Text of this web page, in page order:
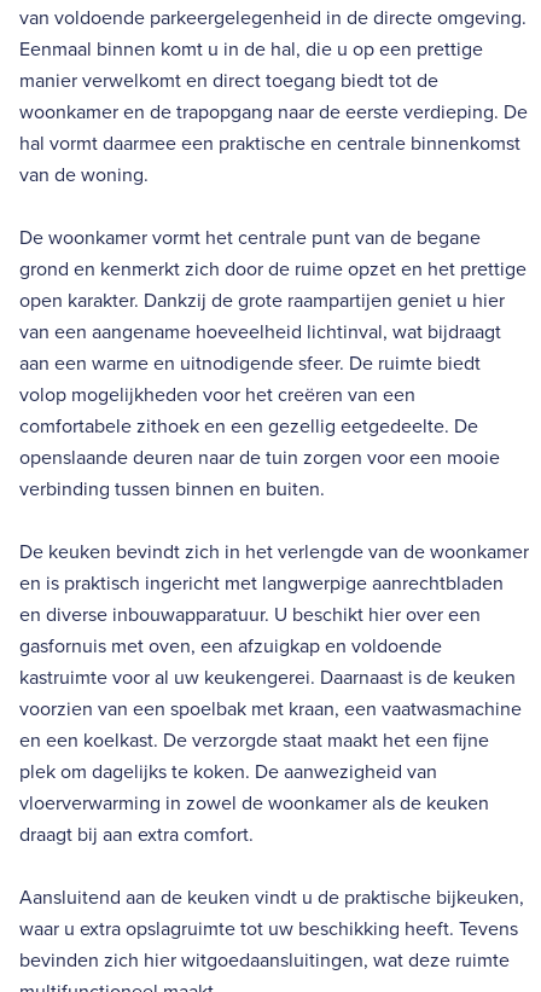
van voldoende parkeergelegenheid in de directe omgeving.
Eenmaal binnen komt u in de hal, die u op een prettige
manier verwelkomt en direct toegang biedt tot de
woonkamer en de trapopgang naar de eerste verdieping. De
hal vormt daarmee een praktische en centrale binnenkomst
van de woning.
De woonkamer vormt het centrale punt van de begane
grond en kenmerkt zich door de ruime opzet en het prettige
open karakter. Dankzij de grote raampartijen geniet u hier
van een aangename hoeveelheid lichtinval, wat bijdraagt
aan een warme en uitnodigende sfeer. De ruimte biedt
volop mogelijkheden voor het creëren van een
comfortabele zithoek en een gezellig eetgedeelte. De
openslaande deuren naar de tuin zorgen voor een mooie
verbinding tussen binnen en buiten.
De keuken bevindt zich in het verlengde van de woonkamer
en is praktisch ingericht met langwerpige aanrechtbladen
en diverse inbouwapparatuur. U beschikt hier over een
gasfornuis met oven, een afzuigkap en voldoende
kastruimte voor al uw keukengerei. Daarnaast is de keuken
voorzien van een spoelbak met kraan, een vaatwasmachine
en een koelkast. De verzorgde staat maakt het een fijne
plek om dagelijks te koken. De aanwezigheid van
vloerverwarming in zowel de woonkamer als de keuken
draagt bij aan extra comfort.
Aansluitend aan de keuken vindt u de praktische bijkeuken,
waar u extra opslagruimte tot uw beschikking heeft. Tevens
bevinden zich hier witgoedaansluitingen, wat deze ruimte